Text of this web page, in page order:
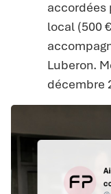
accordées
local (500
Luberon.
décembre